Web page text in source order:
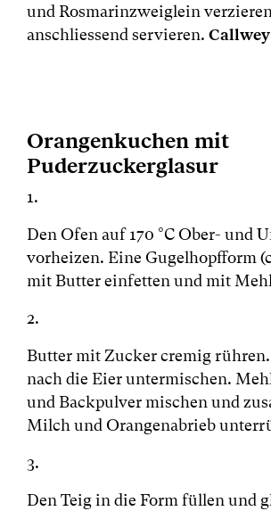
und Rosmarinzweiglein
anschliessend servieren.
Orangenkuchen mit
Puderzuckerglasur
1.
Den Ofen auf 170 °C Ober- und
vorheizen. Eine Gugelhopfform
mit Butter einfetten und mit
2.
Butter mit Zucker cremig rühren.
nach die Eier untermischen.
und Backpulver mischen und
Milch und Orangenabrieb
3.
Den Teig in die Form füllen und